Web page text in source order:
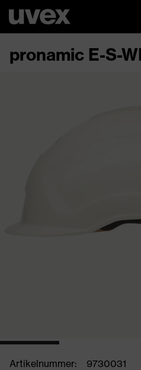
pronamic E-S-
Artikelnummer:
9730031